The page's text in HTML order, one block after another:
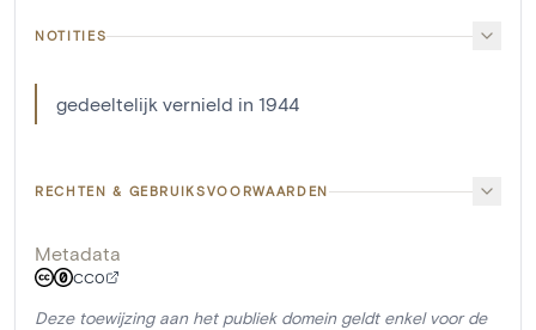
NOTITIES
gedeeltelijk vernield in 1944
RECHTEN & GEBRUIKSVOORWAARDEN
Metadata
CC0
Deze toewijzing aan het publiek domein geldt enkel voor de